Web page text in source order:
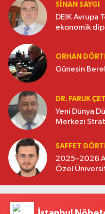
SINAN SAYGI
DEİK Avrupa
ekonomik
ORHAN
Güneşin
DR. FARUK
Yeni Dünya
Merkezi
SAFFET
2025–2026
Özel